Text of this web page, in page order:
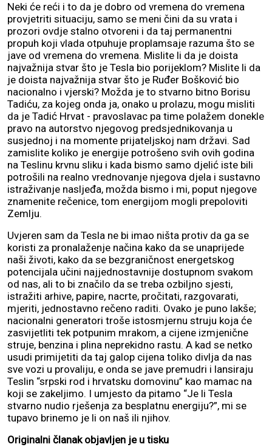
Neki će reći i to da je dobro od vremena do vremena
provjetriti situaciju, samo se meni čini da su vrata i
prozori ovdje stalno otvoreni i da taj permanentni
propuh koji vlada otpuhuje proplamsaje razuma što se
jave od vremena do vremena. Mislite li da je doista
najvažnija stvar što je Tesla bio porijeklom? Mislite li da
je doista najvažnija stvar što je Ruđer Bošković bio
nacionalno i vjerski? Možda je to stvarno bitno Borisu
Tadiću, za kojeg onda ja, onako u prolazu, mogu misliti
da je Tadić Hrvat - pravoslavac pa time polažem donekle
pravo na autorstvo njegovog predsjednikovanja u
susjednoj i na momente prijateljskoj nam državi. Sad
zamislite koliko je energije potrošeno svih ovih godina
na Teslinu krvnu sliku i kada bismo samo djelić iste bili
potrošili na realno vrednovanje njegova djela i sustavno
istraživanje nasljeđa, možda bismo i mi, poput njegove
znamenite rečenice, tom energijom mogli prepoloviti
Zemlju.
Uvjeren sam da Tesla ne bi imao ništa protiv da ga se
koristi za pronalaženje načina kako da se unaprijede
naši životi, kako da se bezgraničnost energetskog
potencijala učini najjednostavnije dostupnom svakom
od nas, ali to bi značilo da se treba ozbiljno sjesti,
istražiti arhive, papire, nacrte, pročitati, razgovarati,
mjeriti, jednostavno rečeno raditi. Ovako je puno lakše;
nacionalni generatori troše istosmjernu struju koja će
zasvijetliti tek potpunim mrakom, a cijene izmjenične
struje, benzina i plina neprekidno rastu. A kad se netko
usudi primijetiti da taj galop cijena toliko divlja da nas
sve vozi u provaliju, e onda se jave premudri i lansiraju
Teslin “srpski rod i hrvatsku domovinu” kao mamac na
koji se zakeljimo. I umjesto da pitamo “Je li Tesla
stvarno nudio rješenja za besplatnu energiju?”, mi se
tupavo brinemo je li on naš ili njihov.
Originalni članak objavljen je u tisku